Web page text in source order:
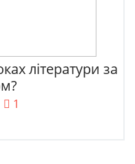
літератури за
1